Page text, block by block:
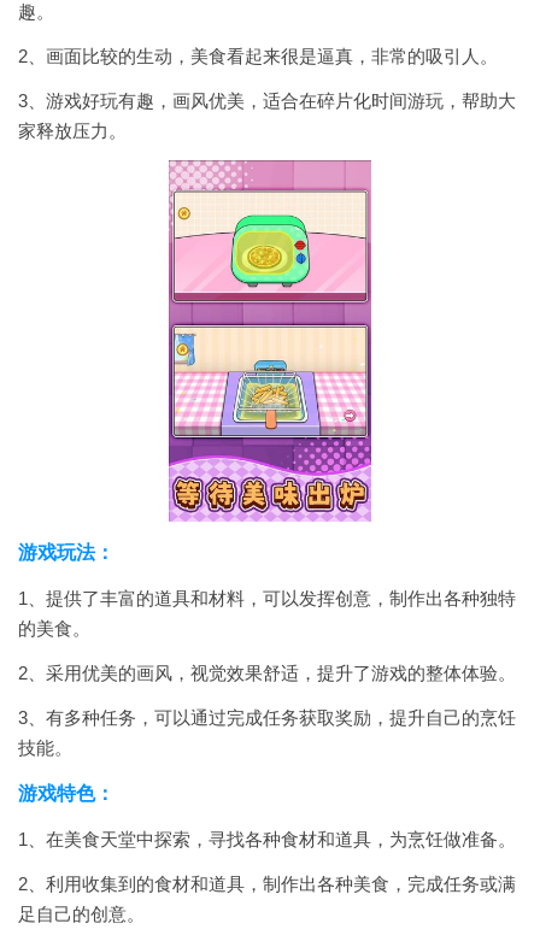
趣。
2、画面比较的生动，美食看起来很是逼真，非常的吸引人。
3、游戏好玩有趣，画风优美，适合在碎片化时间游玩，帮助大
家释放压力。
游戏玩法：
1、提供了丰富的道具和材料，可以发挥创意，制作出各种独特
的美食。
2、采用优美的画风，视觉效果舒适，提升了游戏的整体体验。
3、有多种任务，可以通过完成任务获取奖励，提升自己的烹饪
技能。
游戏特色：
1、在美食天堂中探索，寻找各种食材和道具，为烹饪做准备。
2、利用收集到的食材和道具，制作出各种美食，完成任务或满
足自己的创意。